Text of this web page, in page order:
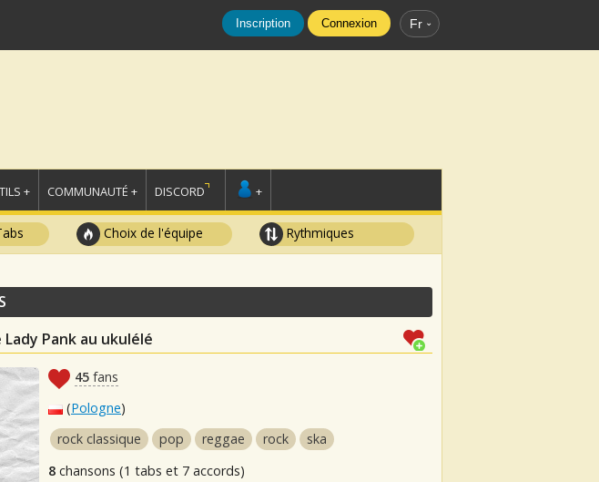
Inscription Connexion Fr
+ COMMUNAUTÉ + DISCORD +
Choix de l'équipe Rythmiques
Lady Pank au ukulélé
45 fans
(Pologne)
rock classique
pop reggae rock
ska
8 chansons (1 tabs et 7 accords)